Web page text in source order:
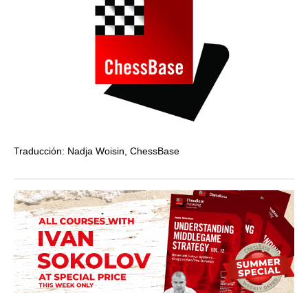
Traducción: Nadja Woisin, ChessBase